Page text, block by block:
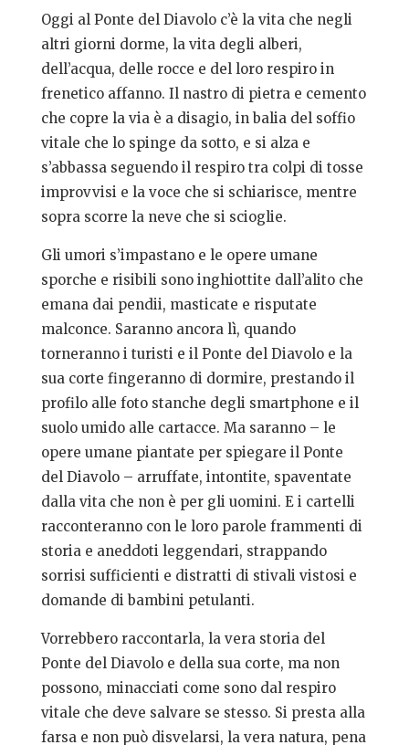
Oggi al Ponte del Diavolo c’è la vita che negli
altri giorni dorme, la vita degli alberi,
dell’acqua, delle rocce e del loro respiro in
frenetico affanno. Il nastro di pietra e cemento
che copre la via è a disagio, in balia del soffio
vitale che lo spinge da sotto, e si alza e
s’abbassa seguendo il respiro tra colpi di tosse
improvvisi e la voce che si schiarisce, mentre
sopra scorre la neve che si scioglie.
Gli umori s’impastano e le opere umane
sporche e risibili sono inghiottite dall’alito che
emana dai pendii, masticate e risputate
malconce. Saranno ancora lì, quando
torneranno i turisti e il Ponte del Diavolo e la
sua corte fingeranno di dormire, prestando il
profilo alle foto stanche degli smartphone e il
suolo umido alle cartacce. Ma saranno – le
opere umane piantate per spiegare il Ponte
del Diavolo – arruffate, intontite, spaventate
dalla vita che non è per gli uomini. E i cartelli
racconteranno con le loro parole frammenti di
storia e aneddoti leggendari, strappando
sorrisi sufficienti e distratti di stivali vistosi e
domande di bambini petulanti.
Vorrebbero raccontarla, la vera storia del
Ponte del Diavolo e della sua corte, ma non
possono, minacciati come sono dal respiro
vitale che deve salvare se stesso. Si presta alla
farsa e non può disvelarsi, la vera natura, pena